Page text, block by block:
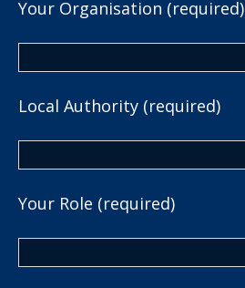
Your Organisation (required)
Local Authority (required)
Your Role (required)